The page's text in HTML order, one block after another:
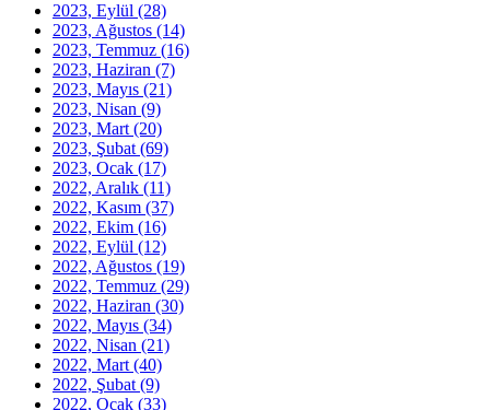
2023, Eylül (28)
2023, Ağustos (14)
2023, Temmuz (16)
2023, Haziran (7)
2023, Mayıs (21)
2023, Nisan (9)
2023, Mart (20)
2023, Şubat (69)
2023, Ocak (17)
2022, Aralık (11)
2022, Kasım (37)
2022, Ekim (16)
2022, Eylül (12)
2022, Ağustos (19)
2022, Temmuz (29)
2022, Haziran (30)
2022, Mayıs (34)
2022, Nisan (21)
2022, Mart (40)
2022, Şubat (9)
2022, Ocak (33)